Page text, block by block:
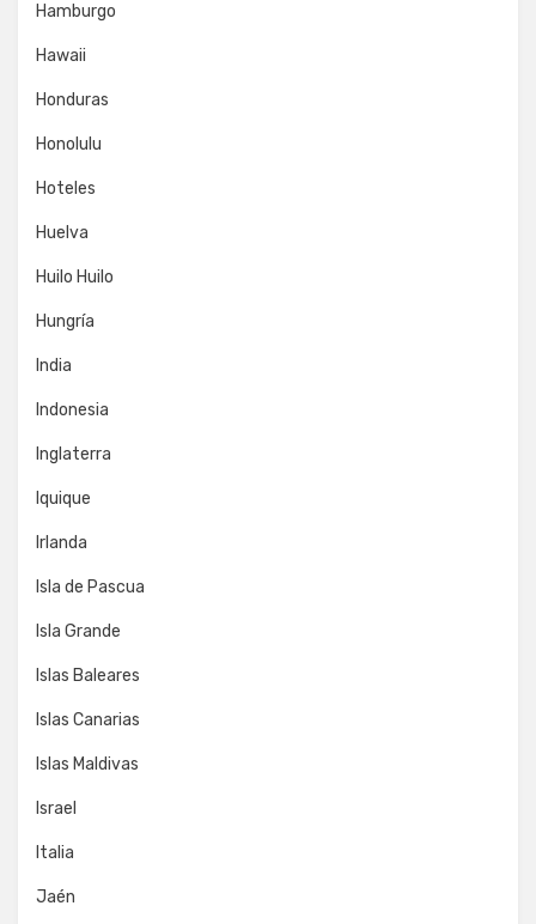
Hamburgo
Hawaii
Honduras
Honolulu
Hoteles
Huelva
Huilo Huilo
Hungría
India
Indonesia
Inglaterra
Iquique
Irlanda
Isla de Pascua
Isla Grande
Islas Baleares
Islas Canarias
Islas Maldivas
Israel
Italia
Jaén